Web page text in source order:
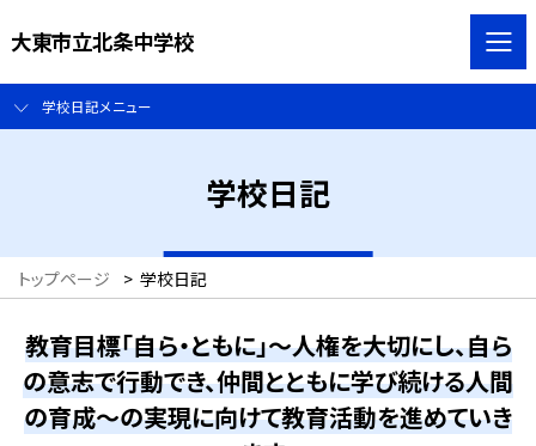
大東市立北条中学校
学校日記メニュー
学校日記
トップページ > 学校日記
教育目標「自ら・ともに」～人権を大切にし、自ら
の意志で行動でき、仲間とともに学び続ける人間
の育成～の実現に向けて教育活動を進めていき